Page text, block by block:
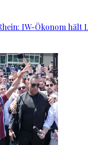
IW-Ökonom hält